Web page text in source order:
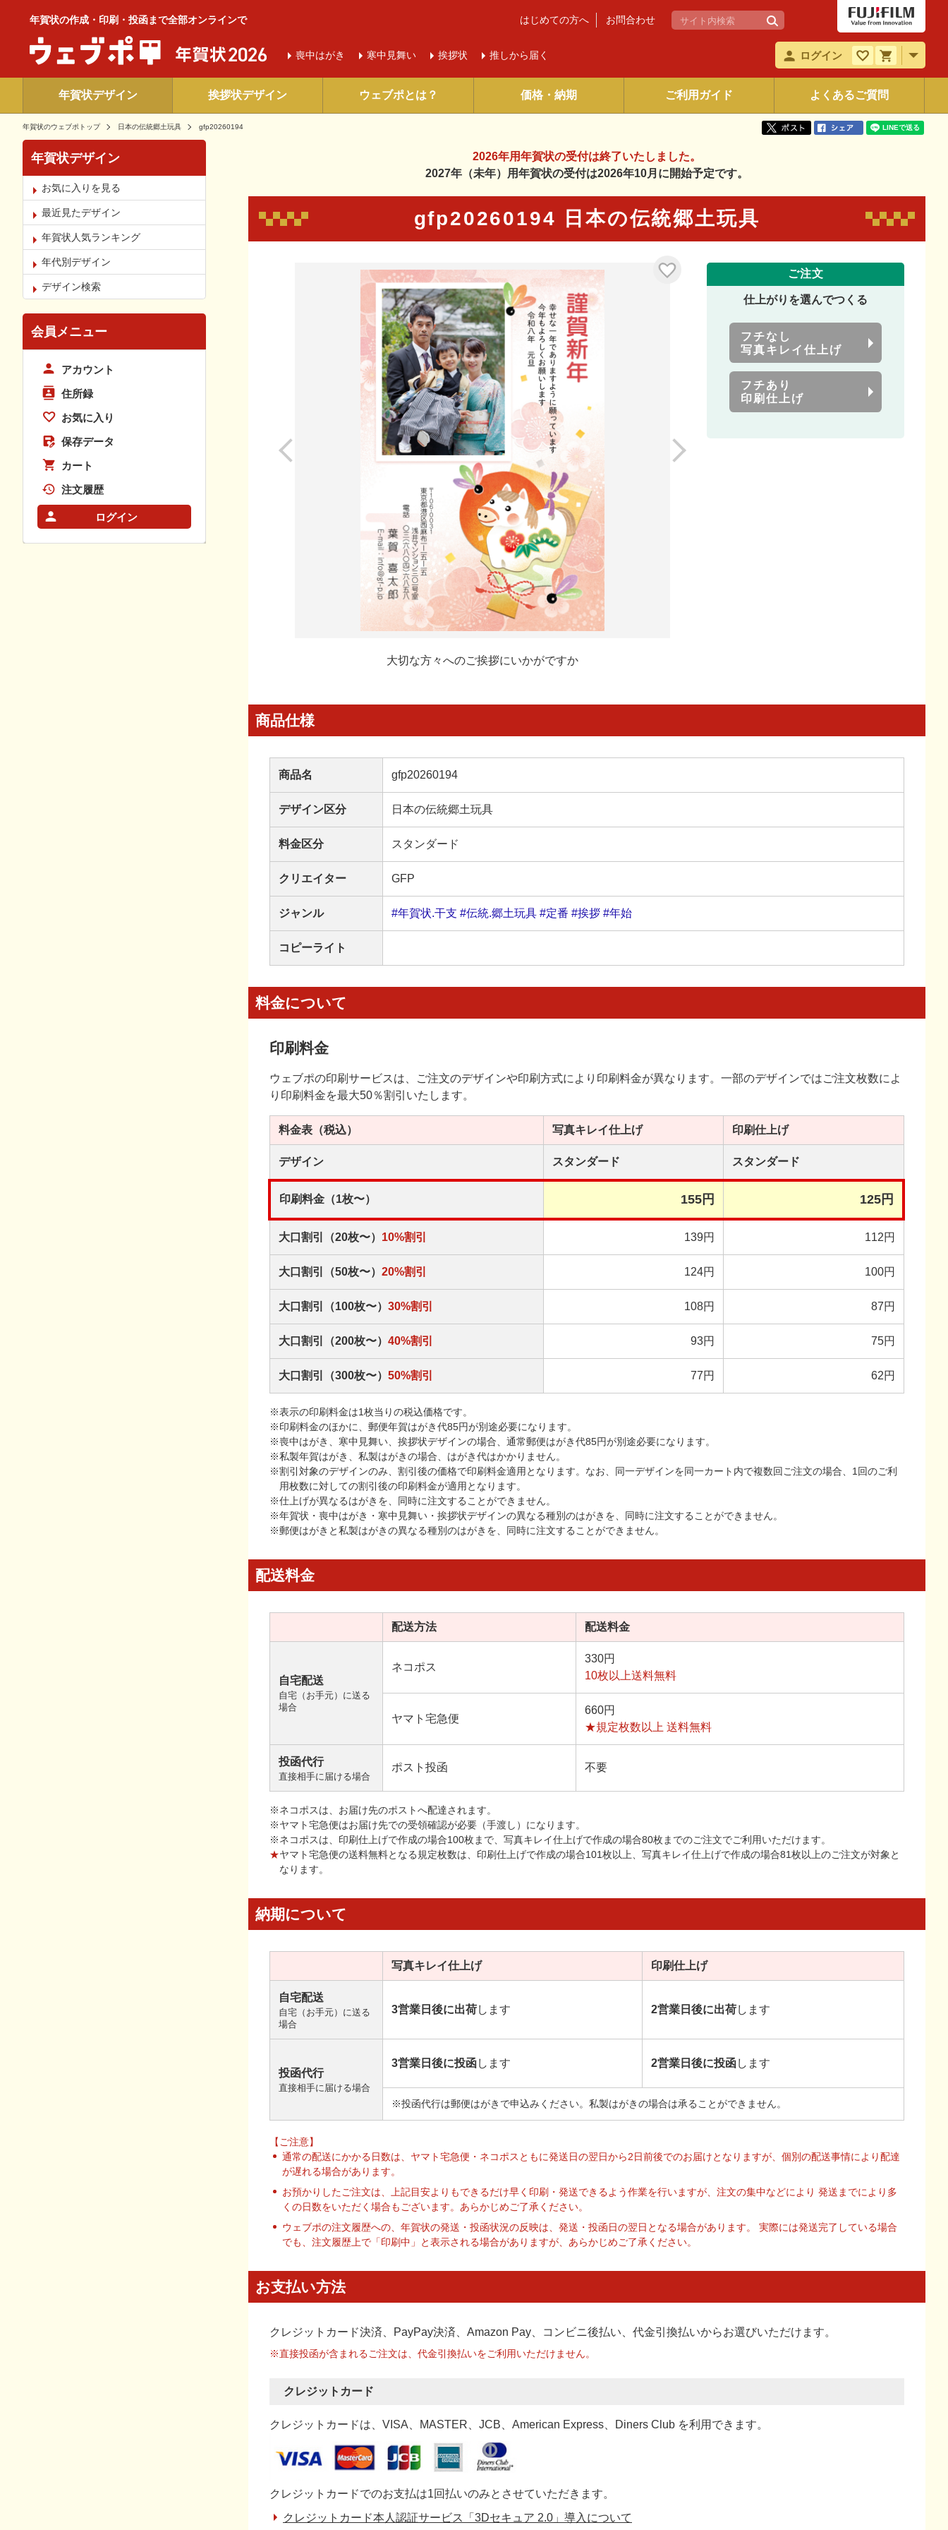
年賀状の作成・印刷・投函まで全部オンラインで
喪中はがき 寒中 見舞い 挨拶状 推しから届く
はじめての方へ お問合わせ
ログイン
年賀状デザイン 挨拶状デザイン ウェブポとは？ 価格・納期 ご利用ガイド よくあるご質問
年賀状のウェブポトップ 日本の伝統郷土玩具 gfp20260194
2026年用年賀状の受付は終了いたしました。
2027年（未年）用年賀状の受付は2026年10月に開始予定です。
gfp20260194 日本の伝統郷土玩具
大切な方々へのご挨拶にいかがですか
ご注文
仕上がりを選んでつくる
フチなし
写真キレイ仕上げ
フチあり
印刷仕上げ
商品仕様
商品名 gfp20260194
デザイン区分 日本の伝統郷土玩具
料金区分 スタンダード
クリエイター GFP
ジャンル #年賀状.干支 #伝統.郷土玩具 #定番 #挨拶 #年始
コピーライト
料金について
印刷料金
ウェブポの印刷サービスは、ご注文のデザインや印刷方式により印刷料金が異なります。一部のデザインではご注文枚数によ
り印刷料金を最大50％割引いたします。
料金表 （税込） 写真キレイ仕上げ 印刷仕上げ
デザイン スタンダード スタンダード
印刷料金（1枚〜） 155円 125円
大口割引（20枚〜） 10%割引 139円 112円
大口割引（50枚〜） 20%割引 124円 100円
大口割引（100枚〜） 30%割引 108円 87円
大口割引（200枚〜） 40%割引 93円 75円
大口割引（300枚〜） 50%割引 77円 62円
※表示の印刷料金は1枚当りの税込価格です。
※印刷料金のほかに、郵便年賀はがき代85円が別途必要になります。
※喪中はがき、寒中見舞い、挨拶状デザインの場合、通常郵便はがき代85円が別途必要になります。
※私製年賀はがき、私製はがきの場合、はがき代はかかりません。
※割引対象のデザインのみ、割引後の価格で印刷料金適用となります。なお、同一デザインを同一カート内で複数回ご注文の場合、1回のご利
用枚数に対しての割引後の印刷料金が適用となります。
※仕上げが異なるはがきを、同時に注文することができません。
※年賀状・喪中はがき・寒中見舞い・挨拶状デザインの異なる種別のはがきを、同時に注文することができません。
※郵便はがきと私製はがきの異なる種別のはがきを、同時に注文することができません。
配送料金
配送方法 配送料金
自宅配送
自宅（お手元）に送る
場合
ネコポス
330円
10枚以上送料無料
ヤマト宅急便
660円
★規定枚数以上 送料無料
投函代行
直接相手に届ける場合
ポスト投函 不要
※ネコポスは、お届け先のポストへ配達されます。
※ヤマト宅急便はお届け先での受領確認が必要（手渡し）になります。
※ネコポスは、印刷仕上げで作成の場合100枚まで、写真キレイ仕上げで作成の場合80枚までのご注文でご利用いただけます。
★ヤマト宅急便の送料無料となる規定枚数は、印刷仕上げで作成の場合101枚以上、写真キレイ仕上げで作成の場合81枚以上のご注文が対象と
なります。
納期について
写真キレイ仕上げ 印刷仕上げ
自宅配送
自宅（お手元）に送る
場合
3営業日後に出荷します 2営業日後に出荷します
投函代行
直接相手に届ける場合
3営業日後に投函します 2営業日後に投函します
※投函代行は郵便はがきで申込みください。私製はがきの場合は承ることができません。
【ご注意】
通常の配送にかかる日数は、ヤマト宅急便・ネコポスともに発送日の翌日から2日前後でのお届けとなりますが、個別の配送事情により配達
が遅れる場合があります。
お預かりしたご注文は、上記目安よりもできるだけ早く印刷・発送できるよう作業を行いますが、注文の集中などにより 発送までにより多
くの日数をいただく場合もございます。あらかじめご了承ください。
ウェブポの注文履歴への、年賀状の発送・投函状況の反映は、発送・投函日の翌日となる場合があります。 実際には発送完了している場合
でも、注文履歴上で「印刷中」と表示される場合がありますが、あらかじめご了承ください。
お支払い方法
クレジットカード決済、PayPay決済 、Amazon Pay、コンビニ後払い、代金引換払いからお選びいただけます。
※直接投函が含まれるご注文は、代金引換払いをご利用いただけません。
クレジットカード
クレジットカードは、VISA、MASTER、JCB、American Express、Diners Club を利用できます。
クレジットカードでのお支払は1回払いのみとさせていただきます。
クレジットカード本人認証サービス「3Dセキュア 2.0」導入について
年賀状デザイン
お気に入りを見る
最近見たデザイン
年賀状人気ランキング
年代別デザイン
デザイン検索
会員メニュー
アカウント
住所録
お気に入り
保存データ
カート
注文履歴
ログイン